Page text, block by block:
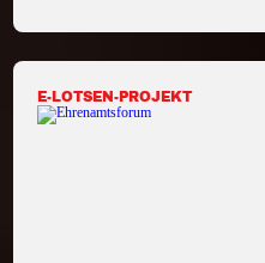
E-LOTSEN-PROJEKT